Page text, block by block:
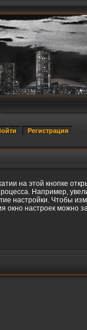
на этой кнопке
Например,
настройки. Чтобы
окно настроек можно